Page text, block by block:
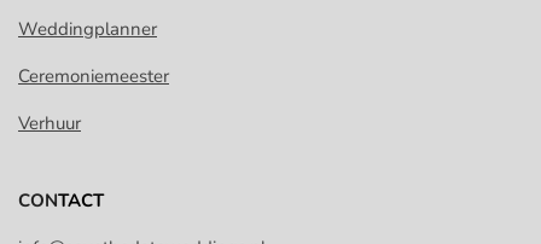
k
s
Weddingplanner
Ceremoniemeester
Verhuur
CONTACT